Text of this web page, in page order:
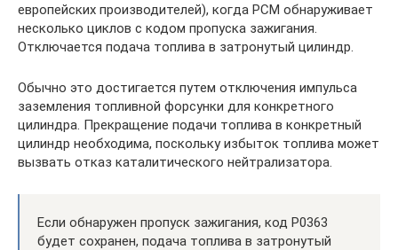
европейских производителей), когда PCM обнаруживает
несколько циклов с кодом пропуска зажигания.
Отключается подача топлива в затронутый цилиндр.
Обычно это достигается путем отключения импульса
заземления топливной форсунки для конкретного
цилиндра. Прекращение подачи топлива в конкретный
цилиндр необходима, поскольку избыток топлива может
вызвать отказ каталитического нейтрализатора.
Если обнаружен пропуск зажигания, код P0363
будет сохранен, подача топлива в затронутый